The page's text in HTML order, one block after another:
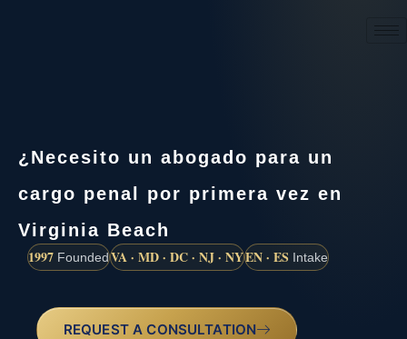
¿Necesito un abogado para un
cargo penal por primera vez en
Virginia Beach
1997 FoundedVA · MD · DC · NJ · NYEN · ES Intake
REQUEST A CONSULTATION